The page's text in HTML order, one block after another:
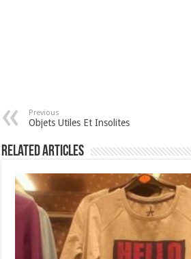
Previous
Objets Utiles Et Insolites
Related Articles